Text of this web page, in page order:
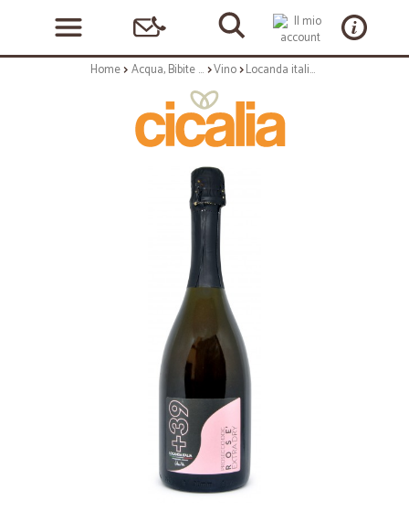
Home Acqua, Bibite e Alcolici Vino Locanda italia+39 prosecco rose doc milesimato cl.75